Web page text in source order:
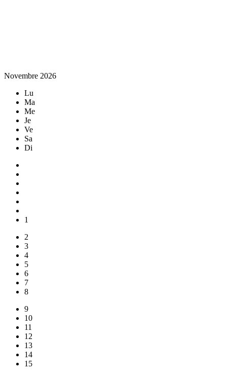
Novembre 2026
Lu
Ma
Me
Je
Ve
Sa
Di
1
2
3
4
5
6
7
8
9
10
11
12
13
14
15